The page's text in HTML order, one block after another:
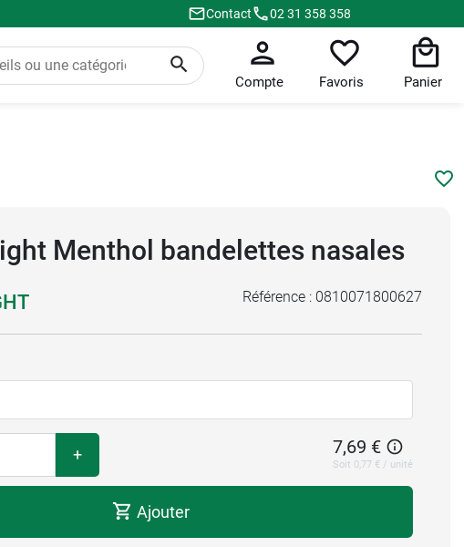
Contact 02 31 358 358
Compte Favoris Panier
Menthol bandelettes nasales
Référence : 0810071800627
+ 7,69 €
Soit 0,77 € / unité
Ajouter